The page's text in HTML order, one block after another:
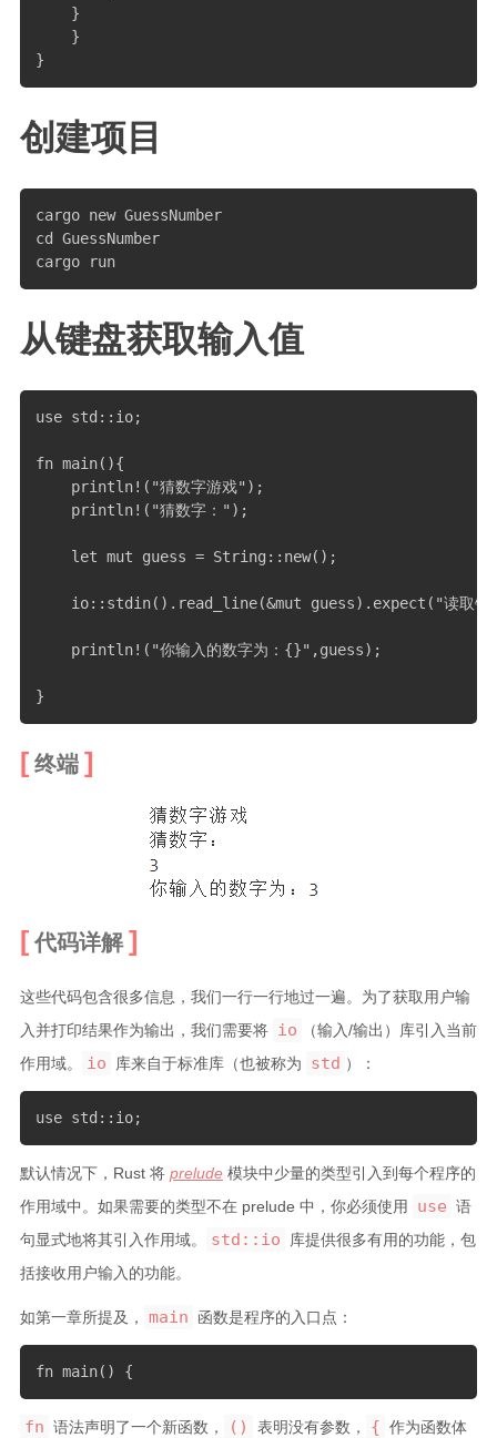
    }
    }
}
创建项目
cargo new GuessNumber
cd GuessNumber
cargo run
从键盘获取输入值
use std::io;
fn main(){
    println!("猜数字游戏");
    println!("猜数字：");
    let mut guess = String::new();
io::stdin().read_line(&mut guess).expect("读取错
    println!("你输入的数字为：{}",guess);
}
终端
代码详解
这些代码包含很多信息，我们一行一行地过一遍。为了获取用户输
入并打印结果作为输出，我们需要将 io
（输入/输出）库引入当前
作用域。
io 库来自于标准库（也被称为 std ）：
use std::io;
默认情况下，Rust 将 prelude模块中少量的类型引入到每个程序的
作用域中。如果需要的类型不在 prelude 中，你必须使用
use 语
句显式地将其引入作用域。
std::io
库提供很多有用的功能，包
括接收用户输入的功能。
如第一章所提及， main 函数是程序的入口点：
fn main() {
fn 语法声明了一个新函数， () 表明没有参数， { 作为函数体